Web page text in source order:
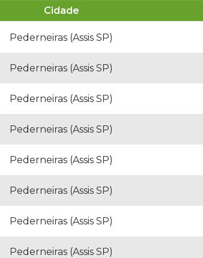
Cidade
Pederneiras (Assis SP)
Pederneiras (Assis SP)
Pederneiras (Assis SP)
Pederneiras (Assis SP)
Pederneiras (Assis SP)
Pederneiras (Assis SP)
Pederneiras (Assis SP)
Pederneiras (Assis SP)